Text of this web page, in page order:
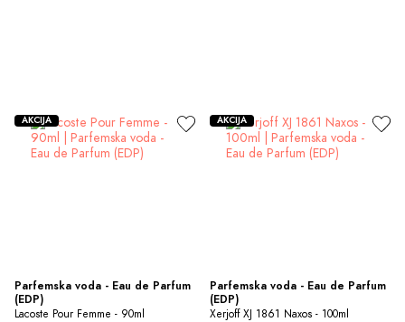
Parfemska voda - Eau de Parfum
(EDP)
Lacoste Pour Femme - 90ml
AKCIJA
Parfemska voda - Eau de Parfum
(EDP)
Xerjoff XJ 1861 Naxos - 100ml
AKCIJA